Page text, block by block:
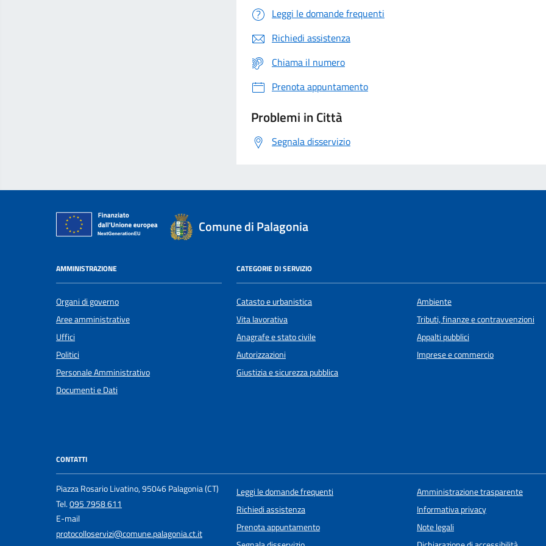
Leggi le domande frequenti
Richiedi assistenza
Chiama il numero
Prenota appuntamento
Problemi in Città
Segnala disservizio
Comune di Palagonia
AMMINISTRAZIONE
Organi di governo
Aree amministrative
Uffici
Politici
Personale Amministrativo
Documenti e Dati
CATEGORIE DI SERVIZIO
Catasto e urbanistica
Vita lavorativa
Anagrafe e stato civile
Autorizzazioni
Giustizia e sicurezza pubblica
Ambiente
Tributi, finanze e contravvenzioni
Appalti pubblici
Imprese e commercio
CONTATTI
Piazza Rosario Livatino, 95046 Palagonia (CT)
Tel.095 7958 611
E-mail
protocolloservizi@comune.palagonia.ct.it
Leggi le domande frequenti
Richiedi assistenza
Prenota appuntamento
Amministrazione trasparente
Informativa privacy
Note legali